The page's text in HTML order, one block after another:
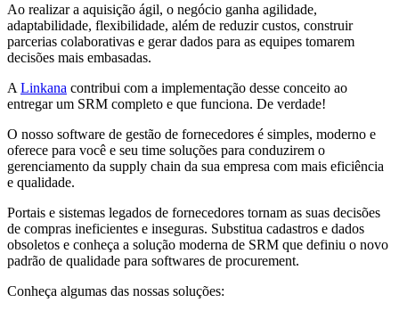
Ao realizar a aquisição ágil, o negócio ganha agilidade,
adaptabilidade, flexibilidade, além de reduzir custos, construir
parcerias colaborativas e gerar dados para as equipes tomarem
decisões mais embasadas.
A Linkana contribui com a implementação desse conceito ao
entregar um SRM completo e que funciona. De verdade!
O nosso software de gestão de fornecedores é simples, moderno e
oferece para você e seu time soluções para conduzirem o
gerenciamento da supply chain da sua empresa com mais eficiência
e qualidade.
Portais e sistemas legados de fornecedores tornam as suas decisões
de compras ineficientes e inseguras. Substitua cadastros e dados
obsoletos e conheça a solução moderna de SRM que definiu o novo
padrão de qualidade para softwares de procurement.
Conheça algumas das nossas soluções: